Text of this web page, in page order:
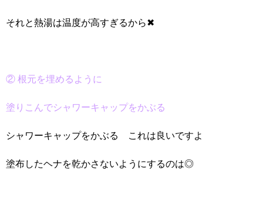
それと熱湯は温度が高すぎるから✖
② 根元を埋めるように
塗りこんでシャワーキャップをかぶる
シャワーキャップをかぶる これは良いですよ
塗布したヘナを乾かさないようにするのは◎